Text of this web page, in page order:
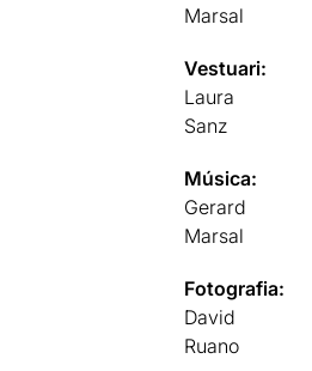
Marsal
Vestuari:
Laura
Sanz
Música:
Gerard
Marsal
Fotografia:
David
Ruano